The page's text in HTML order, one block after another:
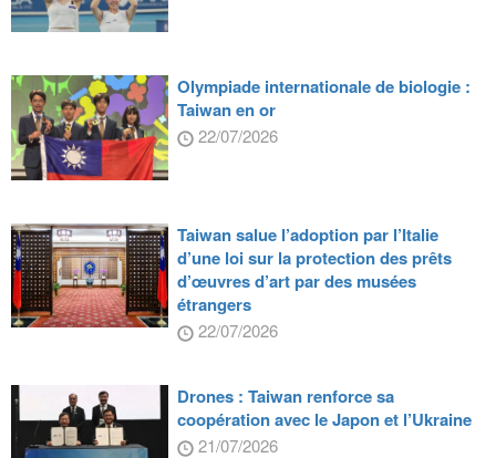
Olympiade internationale de biologie :
Taiwan en or
22/07/2026
Taiwan salue l’adoption par l’Italie
d’une loi sur la protection des prêts
d’œuvres d’art par des musées
étrangers
22/07/2026
Drones : Taiwan renforce sa
coopération avec le Japon et l’Ukraine
21/07/2026